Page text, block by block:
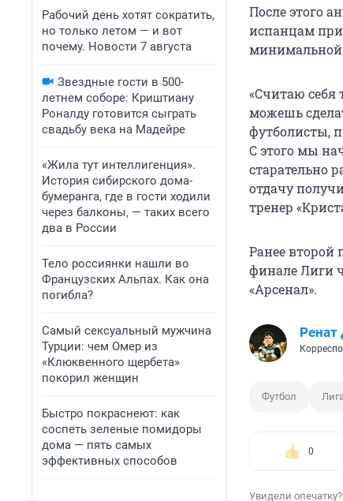
Рабочий день хотят сократить,
но только летом — и вот
почему. Новости 7 августа
Звездные гости в 500-
летнем соборе: Криштиану
Роналду готовится сыграть
свадьбу века на Мадейре
«Жила тут интеллигенция».
История сибирского дома-
бумеранга, где в гости ходили
через балконы, — таких всего
два в России
Тело россиянки нашли во
Французских Альпах. Как она
погибла?
Самый сексуальный мужчина
Турции: чем Омер из
«Клюквенного щербета»
покорил женщин
Быстро покраснеют: как
соспеть зеленые помидоры
дома — пять самых
эффективных способов
После этого
испанцам
минимальной
«Считаю себя
можешь
футболисты,
С этого мы
старательно
отдачу
тренер
Ранее второй
финале Лиги
«Арсенал».
Ренат
Футбол
0
Увидели